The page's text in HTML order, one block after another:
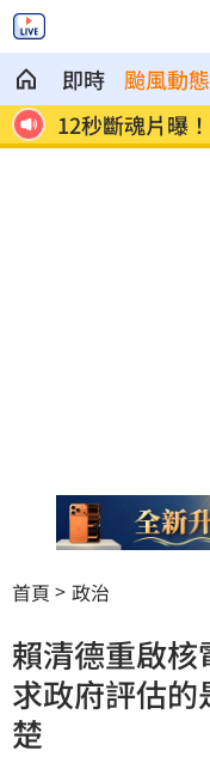
即時 颱風動態
哭
12秒斷魂片曝
亡
首頁 政治
賴清德重啟
求政府評估
楚